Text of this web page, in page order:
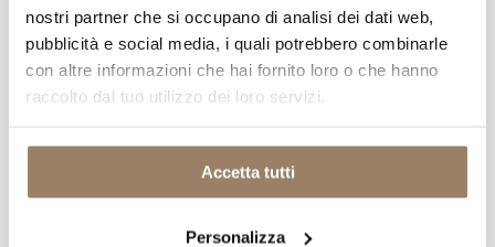
nostri partner che si occupano di analisi dei dati web,
pubblicità e social media, i quali potrebbero combinarle
con altre informazioni che hai fornito loro o che hanno
raccolto dal tuo utilizzo dei loro servizi.
Accetta tutti
Personalizza
COGNOME
Ho letto laPrivacy Policye do il mio consenso per l’invio